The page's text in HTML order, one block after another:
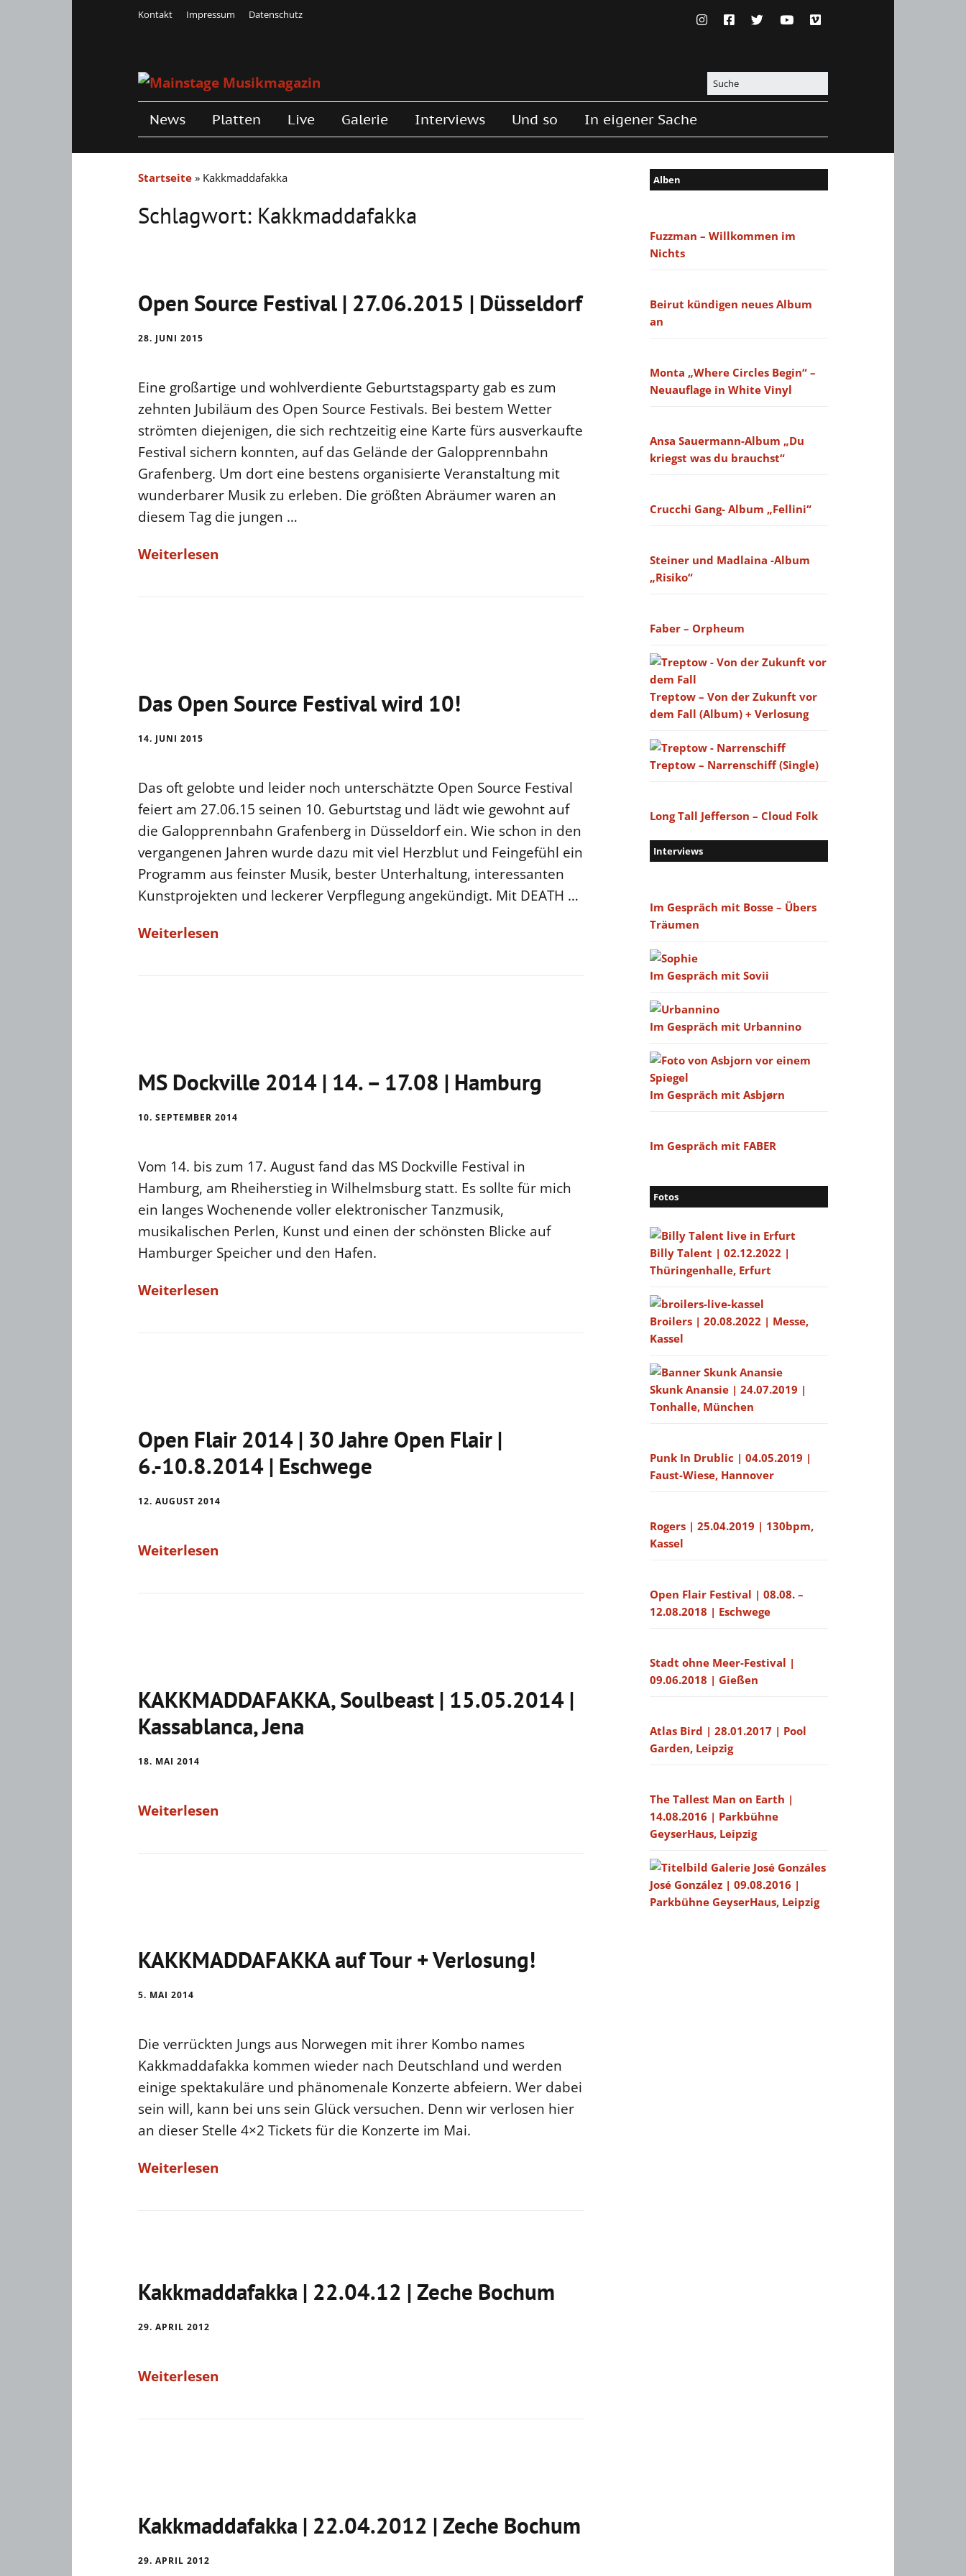
Kontakt Impressum Datenschutz
News Platten Live Galerie Interviews Und so In eigener Sache
Startseite » Kakkmaddafakka
Schlagwort: Kakkmaddafakka
Open Source Festival | 27.06.2015 | Düsseldorf
28. JUNI 2015
Eine großartige und wohlverdiente Geburtstagsparty gab es zum
zehnten Jubiläum des Open Source Festivals. Bei bestem Wetter
strömten diejenigen, die sich rechtzeitig eine Karte fürs ausverkaufte
Festival sichern konnten, auf das Gelände der Galopprennbahn
Grafenberg. Um dort eine bestens organisierte Veranstaltung mit
wunderbarer Musik zu erleben. Die größten Abräumer waren an
diesem Tag die jungen …
Weiterlesen
Das Open Source Festival wird 10!
14. JUNI 2015
Das oft gelobte und leider noch unterschätzte Open Source Festival
feiert am 27.06.15 seinen 10. Geburtstag und lädt wie gewohnt auf
die Galopprennbahn Grafenberg in Düsseldorf ein. Wie schon in den
vergangenen Jahren wurde dazu mit viel Herzblut und Feingefühl ein
Programm aus feinster Musik, bester Unterhaltung, interessanten
Kunstprojekten und leckerer Verpflegung angekündigt. Mit DEATH …
Weiterlesen
MS Dockville 2014 | 14. – 17.08 | Hamburg
10. SEPTEMBER 2014
Vom 14. bis zum 17. August fand das MS Dockville Festival in
Hamburg, am Rheiherstieg in Wilhelmsburg statt. Es sollte für mich
ein langes Wochenende voller elektronischer Tanzmusik,
musikalischen Perlen, Kunst und einen der schönsten Blicke auf
Hamburger Speicher und den Hafen.
Weiterlesen
Open Flair 2014 | 30 Jahre Open Flair |
6.-10.8.2014 | Eschwege
12. AUGUST 2014
Weiterlesen
KAKKMADDAFAKKA, Soulbeast | 15.05.2014 |
Kassablanca, Jena
18. MAI 2014
Weiterlesen
KAKKMADDAFAKKA auf Tour + Verlosung!
5. MAI 2014
Die verrückten Jungs aus Norwegen mit ihrer Kombo names
Kakkmaddafakka kommen wieder nach Deutschland und werden
einige spektakuläre und phänomenale Konzerte abfeiern. Wer dabei
sein will, kann bei uns sein Glück versuchen. Denn wir verlosen hier
an dieser Stelle 4×2 Tickets für die Konzerte im Mai.
Weiterlesen
Kakkmaddafakka | 22.04.12 | Zeche Bochum
29. APRIL 2012
Weiterlesen
Kakkmaddafakka | 22.04.2012 | Zeche Bochum
29. APRIL 2012
Alben
Fuzzman – Willkommen im
Nichts
Beirut kündigen neues Album
an
Monta „Where Circles Begin“ –
Neuauflage in White Vinyl
Ansa Sauermann-Album „Du
kriegst was du brauchst“
Crucchi Gang- Album „Fellini“
Steiner und Madlaina -Album
„Risiko“
Faber – Orpheum
Treptow – Von der Zukunft vor
dem Fall (Album) + Verlosung
Treptow – Narrenschiff (Single)
Long Tall Jefferson – Cloud Folk
Interviews
Im Gespräch mit Bosse – Übers
Träumen
Im Gespräch mit Sovii
Im Gespräch mit Urbannino
Im Gespräch mit Asbjørn
Im Gespräch mit FABER
Fotos
Billy Talent | 02.12.2022 |
Thüringenhalle, Erfurt
Broilers | 20.08.2022 | Messe,
Kassel
Skunk Anansie | 24.07.2019 |
Tonhalle, München
Punk In Drublic | 04.05.2019 |
Faust-Wiese, Hannover
Rogers | 25.04.2019 | 130bpm,
Kassel
Open Flair Festival | 08.08. –
12.08.2018 | Eschwege
Stadt ohne Meer-Festival |
09.06.2018 | Gießen
Atlas Bird | 28.01.2017 | Pool
Garden, Leipzig
The Tallest Man on Earth |
14.08.2016 | Parkbühne
GeyserHaus, Leipzig
José González | 09.08.2016 |
Parkbühne GeyserHaus, Leipzig